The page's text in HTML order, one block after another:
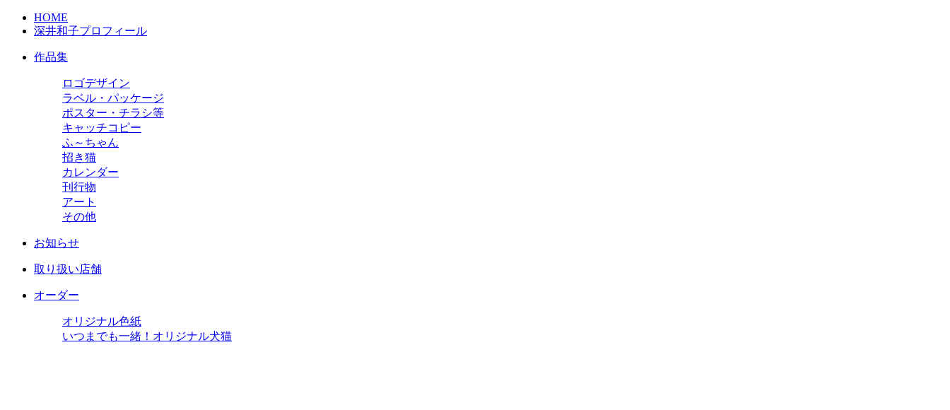
HOME
深井和子プロフィール
作品集
ロゴデザイン
ラベル・パッケージ
ポスター・チラシ等
キャッチコピー
ふ～ちゃん
招き猫
カレンダー
刊行物
アート
その他
お知らせ
取り扱い店舗
オーダー
オリジナル色紙
いつまでも一緒！オリジナル犬猫